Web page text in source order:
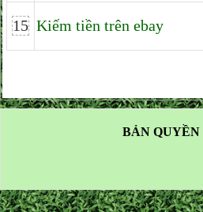
15 Kiếm tiền trên ebay
BẢN